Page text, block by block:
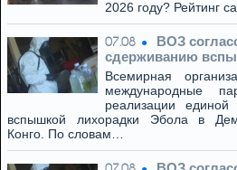
2026 году? Рейтинг
07.08
ВОЗ
сдерживанию
Всемирная
международные
реализации
вспышкой лихорадки Эбола в
Конго. По словам…